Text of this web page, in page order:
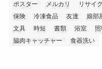
ポスター
メルカリ リサイ
保険
冷凍食品 友達 娘部
文具
時短 書類 浴室 照
脇肉キャッチャー
食器洗い